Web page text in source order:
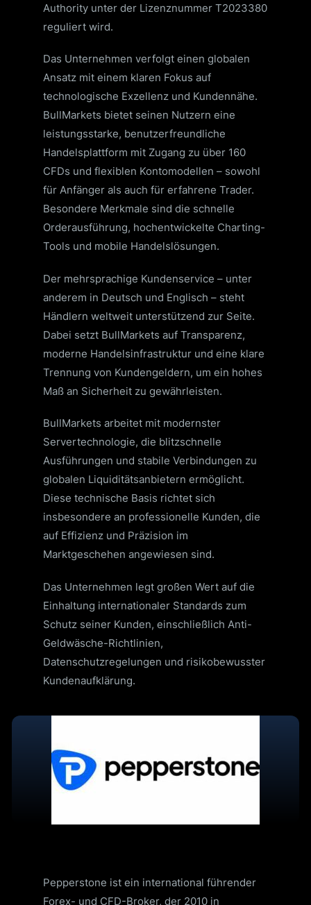
Authority unter der Lizenznummer T2023380
reguliert wird.
Das Unternehmen verfolgt einen globalen
Ansatz mit einem klaren Fokus auf
technologische Exzellenz und Kundennähe.
BullMarkets bietet seinen Nutzern eine
leistungsstarke, benutzerfreundliche
Handelsplattform mit Zugang zu über 160
CFDs und flexiblen Kontomodellen – sowohl
für Anfänger als auch für erfahrene Trader.
Besondere Merkmale sind die schnelle
Orderausführung, hochentwickelte Charting-
Tools und mobile Handelslösungen.
Der mehrsprachige Kundenservice – unter
anderem in Deutsch und Englisch – steht
Händlern weltweit unterstützend zur Seite.
Dabei setzt BullMarkets auf Transparenz,
moderne Handelsinfrastruktur und eine klare
Trennung von Kundengeldern, um ein hohes
Maß an Sicherheit zu gewährleisten.
BullMarkets arbeitet mit modernster
Servertechnologie, die blitzschnelle
Ausführungen und stabile Verbindungen zu
globalen Liquiditätsanbietern ermöglicht.
Diese technische Basis richtet sich
insbesondere an professionelle Kunden, die
auf Effizienz und Präzision im
Marktgeschehen angewiesen sind.
Das Unternehmen legt großen Wert auf die
Einhaltung internationaler Standards zum
Schutz seiner Kunden, einschließlich Anti-
Geldwäsche-Richtlinien,
Datenschutzregelungen und risikobewusster
Kundenaufklärung.
Pepperstone ist ein international führender
Forex- und CFD-Broker, der 2010 in